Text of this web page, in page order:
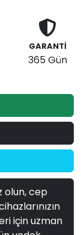
GARANTİ
365 Gün
olun, cep
için uzman